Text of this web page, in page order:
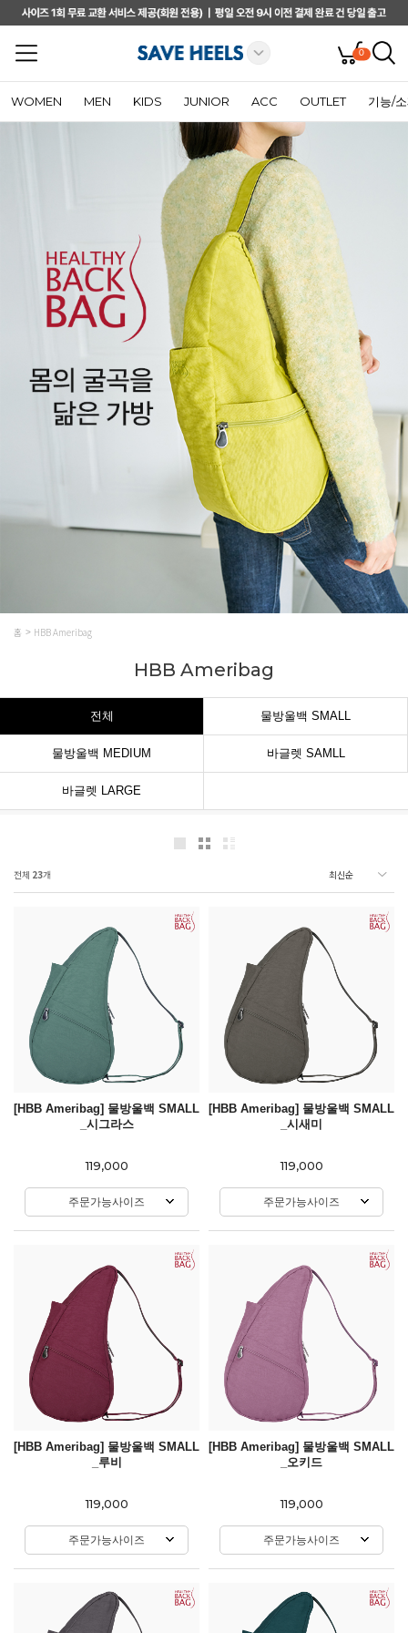
0
WOMEN MEN KIDS JUNIOR ACC OUTLET 기능/
홈 HBB Ameribag
HBB Ameribag
전체 물방울백 SMALL
물방울백 MEDIUM 바글렛 SAMLL
바글렛 LARGE
전체 23개
[HBB Ameribag] 물방울백 SMALL
_시그라스
119,000
주문가능사이즈
[HBB Ameribag] 물방울백 SMALL
_시새미
119,000
주문가능사이즈
[HBB Ameribag] 물방울백 SMALL
_루비
119,000
주문가능사이즈
[HBB Ameribag] 물방울백 SMALL
_오키드
119,000
주문가능사이즈